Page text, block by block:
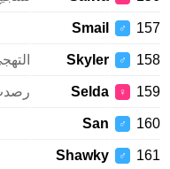
♂
Smail
♂
Skyler التهجي
♀
Selda رصدت
♂
San
♂
Shawky